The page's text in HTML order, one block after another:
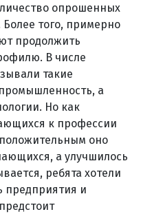
опрошенных
того, примерно
продолжить
В числе
такие
а
Но как
к профессии
оно
а улучшилось
ребята хотели
предприятия и